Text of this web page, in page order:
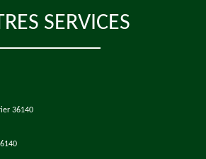
SERVICES
36140